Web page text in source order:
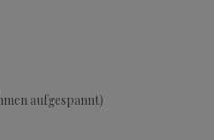
aufgespannt)